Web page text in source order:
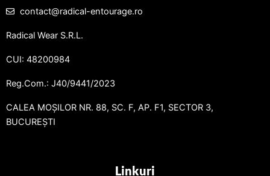
contact@radical-entourage.ro
Radical Wear S.R.L.
CUI: 48200984
Reg.Com.: J40/9441/2023
CALEA MOȘILOR NR. 88, SC. F, AP. F1, SECTOR 3,
BUCUREȘTI
Linkuri